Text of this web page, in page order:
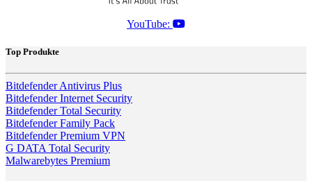
YouTube:
Top Produkte
Bitdefender Antivirus Plus
Bitdefender Internet Security
Bitdefender Total Security
Bitdefender Family Pack
Bitdefender Premium VPN
G DATA Total Security
Malwarebytes Premium